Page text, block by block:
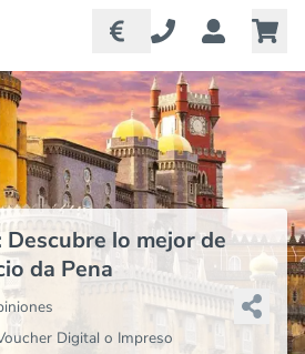
lo mejor de
da Pena
Digital o Impreso